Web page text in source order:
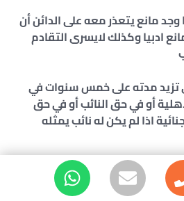
وجد مانع يتعذر معه على الدائن أن
ادبيا وكذلك لايسرى التقادم
تزيد مدته على خمس سنوات في
أو في حق النائب أو في حق
اذا لم يكن له نائب يمثله
أن اسباب وقف التقادم في
نوعيين :